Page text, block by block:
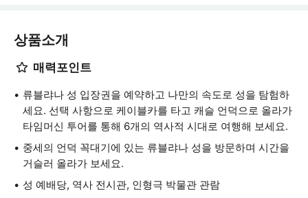
상품소개
매력포인트
류블랴나 성 입장권을 예약하고 나만의 속도로 성을 탐험하
세요. 선택 사항으로 케이블카를 타고 캐슬 언덕으로 올라가
타임머신 투어를 통해 6개의 역사적 시대로 여행해 보세요.
중세의 언덕 꼭대기에 있는 류블랴나 성을 방문하며 시간을
거슬러 올라가 보세요.
성 예배당, 역사 전시관, 인형극 박물관 관람